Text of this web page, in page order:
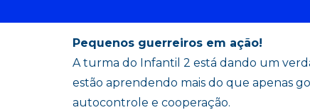
Pequenos guerreiros em ação!
A turma do Infantil 2 está dando um
estão aprendendo mais do que apenas
autocontrole e cooperação.